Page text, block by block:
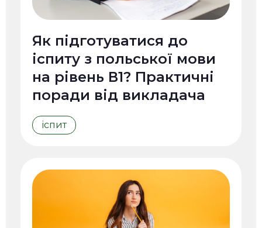
Як підготуватися до
іспиту з польської мови
на рівень В1? Практичні
поради від викладача
іспит